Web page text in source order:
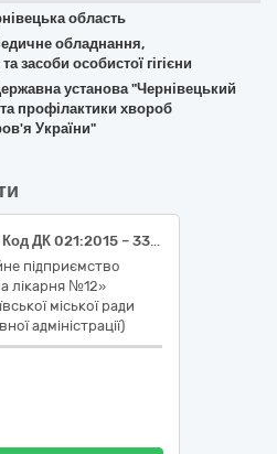
область
Медичне обладнання,
засоби особистої гігієни
установа "Чернівецький
профілактики хвороб
України"
Лікарські засоби різні - Код ДК 021:2015 – 33690000-3
підприємство
лікарня №12»
міської ради
адміністрації)